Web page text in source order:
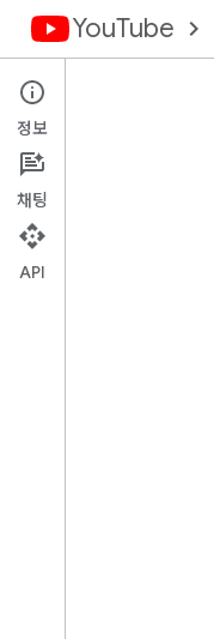
YouTube
개요
활동
정보
채팅
API